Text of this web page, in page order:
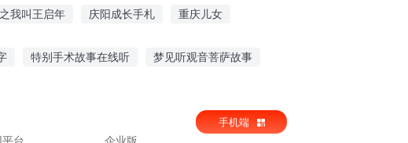
我叫王启年 庆阳成长手札 重庆儿女
特别手术故事在线听 梦见听观音菩萨故事
台 企业版
手机端